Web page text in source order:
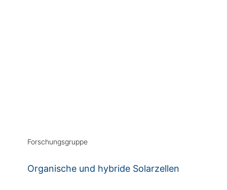
Forschungsgruppe
Organische und hybride Solarzellen